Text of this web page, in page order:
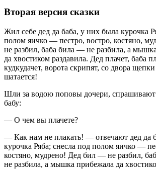
Вторая версия сказки
Жил себе дед да баба, у них была курочка
полом яичко — пестро, востро, костяно,
не разбил, баба била — не разбила, а
да хвостиком раздавила. Дед плачет, баба
кудкудачет, ворота скрипят, со двора
шатается!
Шли за водою поповы дочери,
бабу:
— О чем вы плачете?
— Как нам не плакать! — отвечают дед да
курочка Ряба; снесла под полом яичко —
костяно, мудрено! Дед бил — не разбил,
не разбила, а мышка прибежала да